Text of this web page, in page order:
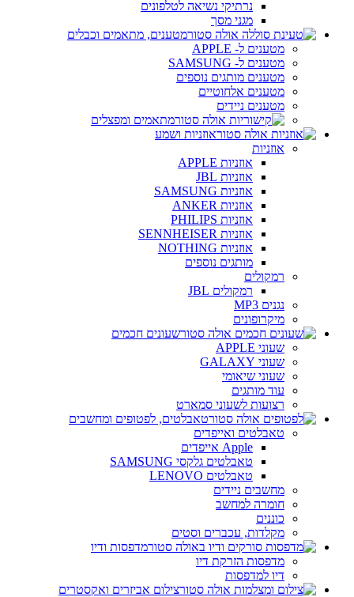
נרתיקי נשיאה לטלפונים
מגני מסך
מטענים, מתאמים וכבלים
מטענים ל- APPLE
מטענים ל- SAMSUNG
מטענים מותגים נוספים
מטענים אלחוטיים
מטענים ניידים
מתאמים ומפצלים
אוזניות ושמע
אוזניות
אוזניות APPLE
אוזניות JBL
אוזניות SAMSUNG
אוזניות ANKER
אוזניות PHILIPS
אוזניות SENNHEISER
אוזניות NOTHING
מותגים נוספים
רמקולים
רמקולים JBL
נגנים MP3
מיקרופונים
שעונים חכמים
שעוני APPLE
שעוני GALAXY
שעוני שיאומי
עוד מותגים
רצועות לשעוני סמארט
טאבלטים, לפטופים ומחשבים
טאבלטים ואייפדים
Apple אייפדים
טאבלטים גלקסי SAMSUNG
טאבלטים LENOVO
מחשבים ניידים
חומרה למחשב
כוננים
מקלדות, עכברים וסטים
מדפסות ודיו
מדפסות הזרקת דיו
דיו למדפסות
צילום אביזרים ואקסטרים